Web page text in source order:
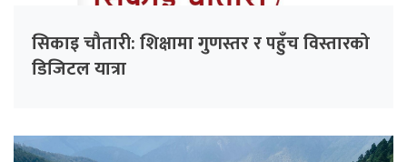
सिकाइ चौतारी: शिक्षामा गुणस्तर र पहुँच विस्तारको
डिजिटल यात्रा